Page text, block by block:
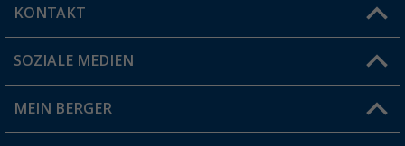
KONTAKT
Du hast eine Frage?
Filiale finden
SOZIALE MEDIEN
MEIN BERGER